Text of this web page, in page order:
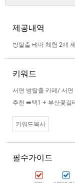
제공내역
방탈출 테마 체험 2매
키워드
서면 방탈출 카페/ 서
추천 ➡️택1 + 부산꽃길
키워드복사
필수가이드